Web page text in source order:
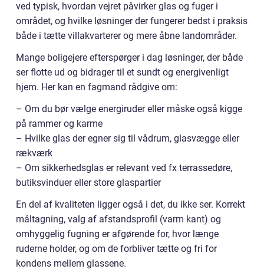
ved typisk, hvordan vejret påvirker glas og fuger i
området, og hvilke løsninger der fungerer bedst i praksis
både i tætte villakvarterer og mere åbne landområder.
Mange boligejere efterspørger i dag løsninger, der både
ser flotte ud og bidrager til et sundt og energivenligt
hjem. Her kan en fagmand rådgive om:
– Om du bør vælge energiruder eller måske også kigge
på rammer og karme
– Hvilke glas der egner sig til vådrum, glasvægge eller
rækværk
– Om sikkerhedsglas er relevant ved fx terrassedøre,
butiksvinduer eller store glaspartier
En del af kvaliteten ligger også i det, du ikke ser. Korrekt
måltagning, valg af afstandsprofil (varm kant) og
omhyggelig fugning er afgørende for, hvor længe
ruderne holder, og om de forbliver tætte og fri for
kondens mellem glassene.